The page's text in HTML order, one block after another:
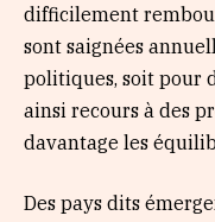
difficilement
sont saignées
politiques, soit pour
ainsi recours à des
davantage les
Des pays dits